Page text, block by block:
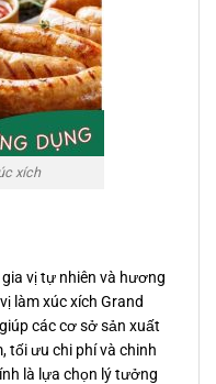
xích
vị tự nhiên và hương
làm xúc xích Grand
các cơ sở sản xuất
tối ưu chi phí và chinh
là lựa chọn lý tưởng